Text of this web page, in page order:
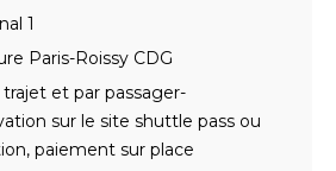
1
Paris-Roissy CDG
et par passager-
sur le site shuttle pass ou
paiement sur place